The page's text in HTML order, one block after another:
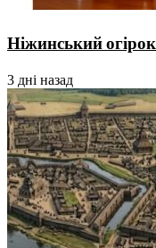
Ніжинський
3 дні назад